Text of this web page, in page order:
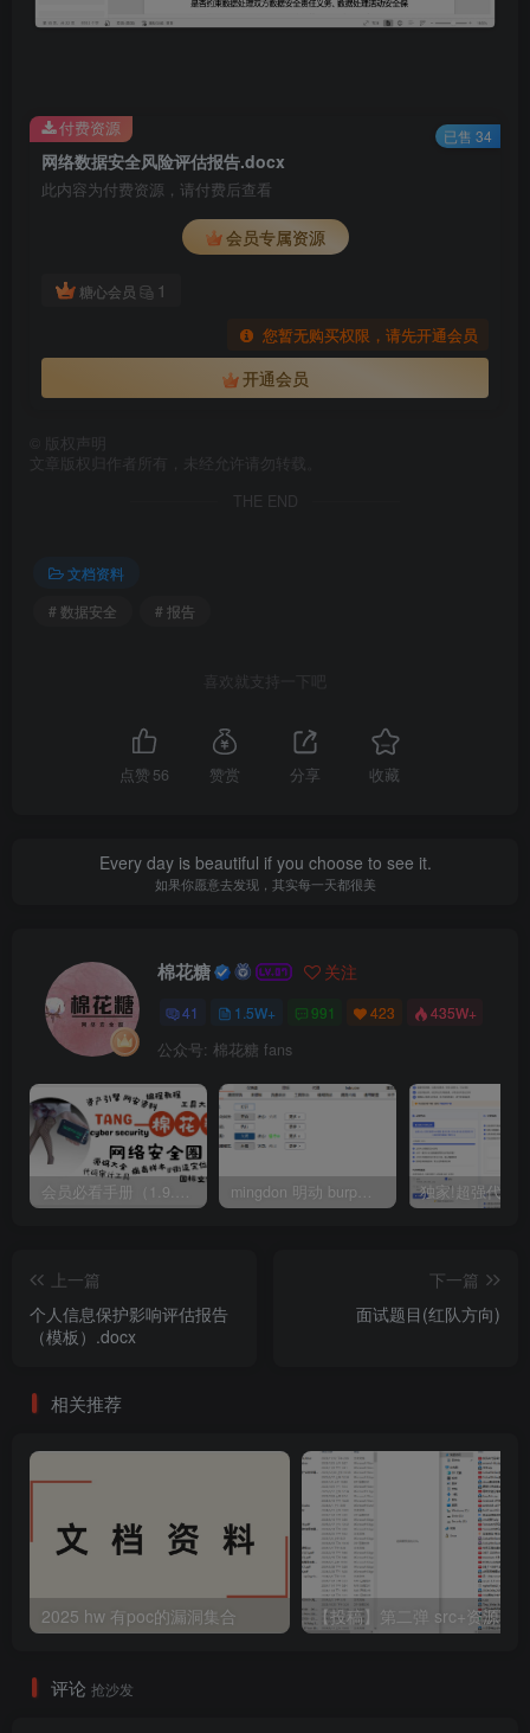
网络数据安全风险评估报告.docx
此内容为付费资源，请付费后查看
会员专属资源
糖心会员 1
您暂无购买权限，请先开通会员
开通会员
付费资源 已售 34
版权声明
文章版权归作者所有，未经允许请勿转载。
THE END
文档资料
# 数据安全
# 报告
喜欢就支持一下吧
点赞 56 赞赏 分享 收藏
Every day is beautiful if you choose to see it.
如果你愿意去发现，其实每一天都很美
棉花糖 关注
41 1.5W+ 991 423 435W+
公众号: 棉花糖 fans
会员必看手册（1.9.0版本 26.4.5更新） mingdon 明动 burp插件0.2.6版本 本地时间校验去除版
上一篇
个人信息保护影响评估报告
（模板）.docx
下一篇
面试题目(红队方向)
相关推荐
2025 hw 有poc的漏洞集合
评论 抢沙发